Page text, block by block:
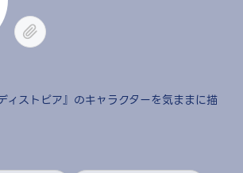
ィストピア』のキャラクターを気ままに描